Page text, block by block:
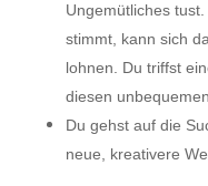
Ungemütliches
stimmt, kann sich
lohnen. Du triffst
diesen
Du gehst auf die
neue, kreativere